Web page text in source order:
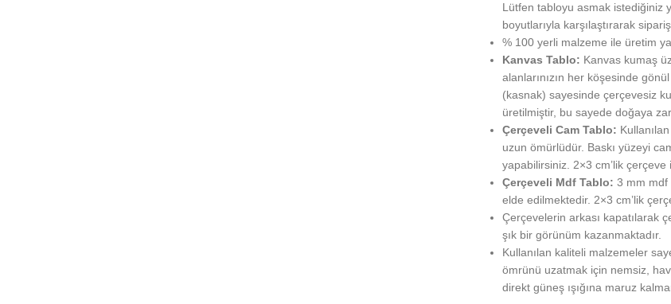
Lütfen tabloyu asmak istediğiniz
boyutlarıyla karşılaştırarak
% 100 yerli malzeme ile üretim
Kanvas Tablo: Kanvas kumaş
alanlarınızın her köşesinde
(kasnak) sayesinde çerçevesiz
üretilmiştir, bu sayede doğaya
Çerçeveli Cam Tablo:
uzun ömürlüdür. Baskı yüzeyi
yapabilirsiniz. 2×3 cm’lik
Çerçeveli Mdf Tablo: 3 mm mdf
elde edilmektedir. 2×3 cm’lik
Çerçevelerin arkası kapatılarak
şık bir görünüm kazanmaktadır.
Kullanılan kaliteli malzemeler
ömrünü uzatmak için nemsiz,
direkt güneş ışığına maruz